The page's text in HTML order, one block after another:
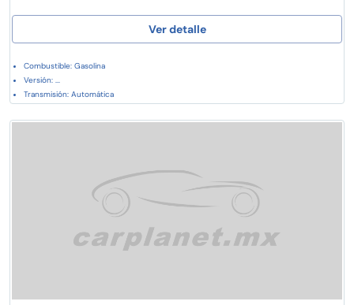
Ver detalle
Combustible: Gasolina
Versión: ...
Transmisión: Automática